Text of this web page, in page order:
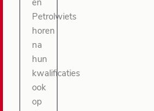
en
Petrolwiets
horen
na
hun
kwalificaties
ook
op